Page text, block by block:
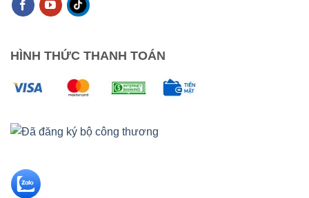
HÌNH THỨC THANH TOÁN